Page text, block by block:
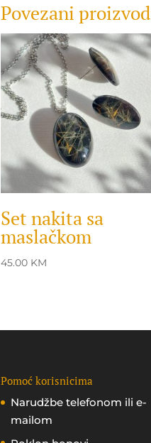
Povezani
Set nakita sa
maslačkom
45.00 KM
Pomoć korisnicima
Narudžbe telefonom ili e-
mailom